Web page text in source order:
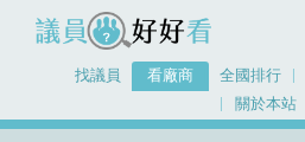
議員好好看
找議員 看廠商 全國排行
關於本站